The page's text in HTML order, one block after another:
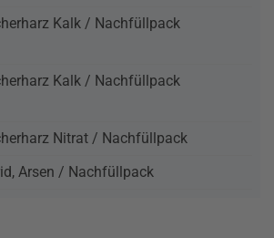
Kalk / Nachfüllpack
Kalk / Nachfüllpack
Nitrat / Nachfüllpack
Arsen / Nachfüllpack